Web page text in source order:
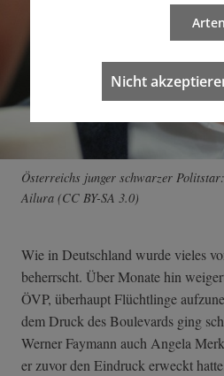
Österreichs junger schwarzer
Ailura (CC BY-SA 3.0)
Wie in Deutschland wurde vieles
beherrscht. Über Monate hin
ÖVP, überhaupt Flüchtlinge
dem Druck des Boulevards ging
Werner Faymann auch Angela
er zuvor den Eindruck erweckt
Nicht